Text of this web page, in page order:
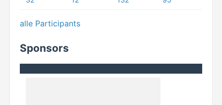
alle Participants
Sponsors